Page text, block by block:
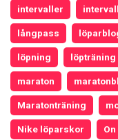
intervaller
långpass
löpning löpträning
maraton
Maratonträning
Nike löparskor